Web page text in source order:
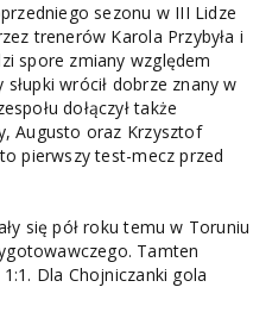
sezonu w III Lidze
trenerów Karola Przybyła i
spore zmiany względem
wrócił dobrze znany w
dołączył także
Augusto oraz Krzysztof
pierwszy test-mecz przed
się pół roku temu w Toruniu
Tamten
Dla Chojniczanki gola